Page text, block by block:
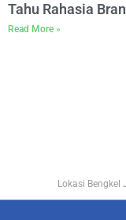
Tahu Rahasia
Read More »
Lokasi